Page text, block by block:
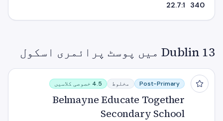
340
22.7:1
Dublin 13 میں پوسٹ پرائمری اسکول
Belmayne Educate Together Secondary School
Post-Primary مخلوط 4.5 خصوصی کلاسیں
Belmayne Educate Together
Secondary School